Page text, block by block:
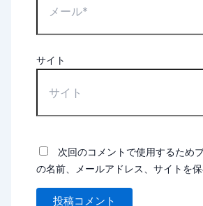
サイト
次回のコメントで使用するため
の名前、メールアドレス、サイトを保